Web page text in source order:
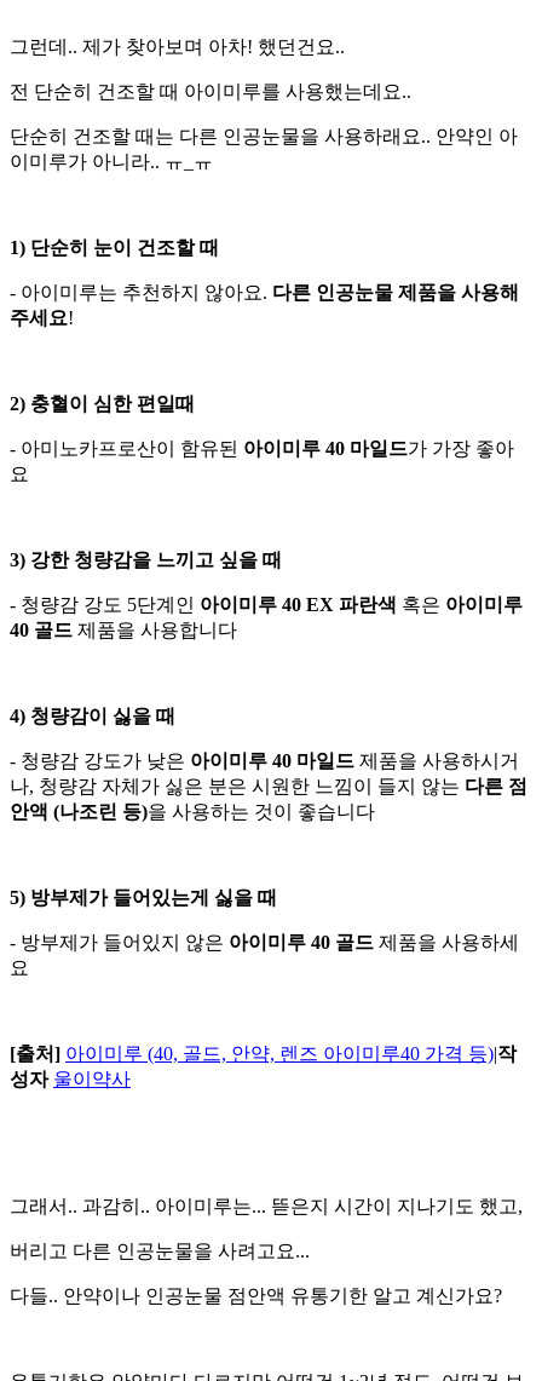
그런데.. 제가 찾아보며 아차! 했던건요..
전 단순히 건조할 때 아이미루를 사용했는데요..
단순히 건조할 때는 다른 인공눈물을 사용하래요.. 안약인 아
이미루가 아니라.. ㅠ_ㅠ
1) 단순히 눈이 건조할 때
- 아이미루는 추천하지 않아요. 다른 인공눈물 제품을 사용해
주세요!
2) 충혈이 심한 편일때
- 아미노카프로산이 함유된 아이미루 40 마일드가 가장 좋아
요
3) 강한 청량감을 느끼고 싶을 때
- 청량감 강도 5단계인 아이미루 40 EX 파란색 혹은 아이미루
40 골드 제품을 사용합니다
4) 청량감이 싫을 때
- 청량감 강도가 낮은 아이미루 40 마일드 제품을 사용하시거
나, 청량감 자체가 싫은 분은 시원한 느낌이 들지 않는 다른 점
안액 (나조린 등)을 사용하는 것이 좋습니다
5) 방부제가 들어있는게 싫을 때
- 방부제가 들어있지 않은 아이미루 40 골드 제품을 사용하세
요
[출처] 아이미루 (40, 골드, 안약, 렌즈 아이미루40 가격 등)|작
성자 울이약사
그래서.. 과감히.. 아이미루는... 뜯은지 시간이 지나기도 했고,
버리고 다른 인공눈물을 사려고요...
다들.. 안약이나 인공눈물 점안액 유통기한 알고 계신가요?